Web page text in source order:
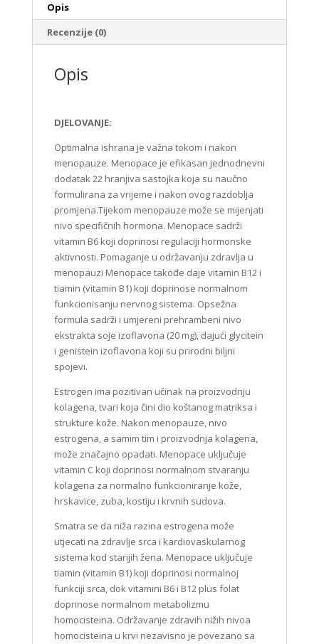
Opis
Recenzije (0)
Opis
DJELOVANJE:
Optimalna ishrana je važna tokom i nakon
menopauze. Menopace je efikasan jednodnevni
dodatak 22 hranjiva sastojka koja su naučno
formulirana za vrijeme i nakon ovog razdoblja
promjena.Tijekom menopauze može se mijenjati
nivo specifičnih hormona. Menopace sadrži
vitamin B6 koji doprinosi regulaciji hormonske
aktivnosti. Pomaganje u održavanju zdravlja u
menopauzi Menopace takođe daje vitamin B12 i
tiamin (vitamin B1) koji doprinose normalnom
funkcionisanju nervnog sistema. Opsežna
formula sadrži i umjereni prehrambeni nivo
ekstrakta soje izoflavona (20 mg), dajući glycitein
i genistein izoflavona koji su prirodni biljni
spojevi.
Estrogen ima pozitivan učinak na proizvodnju
kolagena, tvari koja čini dio koštanog matriksa i
strukture kože. Nakon menopauze, nivo
estrogena, a samim tim i proizvodnja kolagena,
može značajno opadati. Menopace uključuje
vitamin C koji doprinosi normalnom stvaranju
kolagena za normalno funkcioniranje kože,
hrskavice, zuba, kostiju i krvnih sudova.
Smatra se da niža razina estrogena može
utjecati na zdravlje srca i kardiovaskularnog
sistema kod starijih žena. Menopace uključuje
tiamin (vitamin B1) koji doprinosi normalnoj
funkciji srca, dok vitamini B6 i B12 plus folat
doprinose normalnom metabolizmu
homocisteina. Održavanje zdravih nižih nivoa
homocisteina u krvi nezavisno je povezano sa